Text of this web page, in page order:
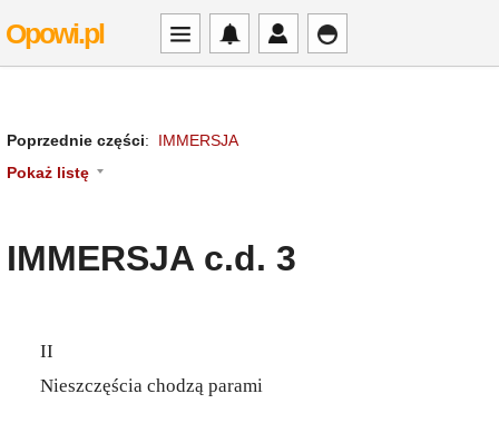
Opowi.pl
Poprzednie części: IMMERSJA
Pokaż listę
IMMERSJA c.d. 3
II
Nieszczęścia chodzą parami